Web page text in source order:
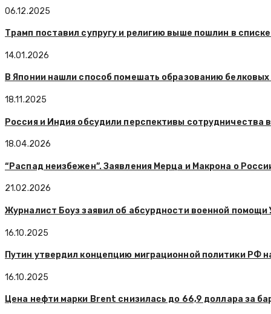
06.12.2025
Трамп поставил супругу и религию выше пошлин в
14.01.2026
В Японии нашли способ помешать образованию
18.11.2025
Россия и Индия обсудили перспективы сотрудничества
18.04.2026
“Распад неизбежен”. Заявления Мерца и Макрона о
21.02.2026
Журналист Боуз заявил об абсурдности военной помощи
16.10.2025
Путин утвердил концепцию миграционной политики РФ
16.10.2025
Цена нефти марки Brent снизилась до 66,9 доллара за